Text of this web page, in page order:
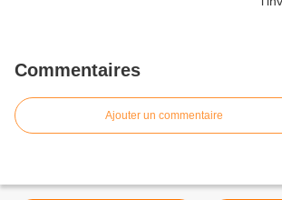
Commentaires
Ajouter un commentaire